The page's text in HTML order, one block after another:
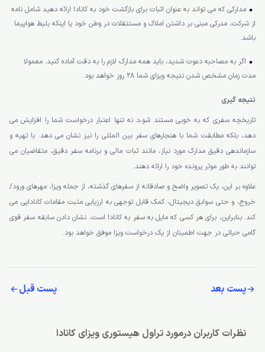
مدارکی که می تواند به عنوان اثبات برای بازگشت خود به کانادا ارائه دهید شامل نامه
از شرکت، مدرکی مبنی بر داشتن املاک و مستتقلات در وطن خود یا اینکه بلیط هواپیما
باشد.
اگر به مصاحبه دعوت شدید، باید همه مدارک لازم را به دقت آماده کنید. معمولا
مدت زمان مشخص شدن نتیجه ویزای شما 28 روز خواهد بود.
نتیجه گیری
تاریخچه سفری که به خوبی مستند شو،د نه تنها اعتبار درخواست شما را افزایش می
دهد، بلکه مطابقت شما با هنجارهای سفر بین المللی را نیز نشان می دهد. با تهیه و
سازماندهی دقیق مدارک مورد نیاز، مانند ثبات مالی و برنامه سفر دقیق، متقاضیان می
توانند به طور موثر پرونده خود را ارائه دهند.
علاوه بر این، یک تصویر واضح و صادقانه از سفرهای گذشته، از جمله ویزا، مهرهای ورود/
خروج، و حتی سوابق دیجیتال، کمک قابل توجهی به ارزیابی مثبت مقامات کانادایی می
کند. بنابراین، برای هر کسی که مایل به سفر به کانادا است، نشان دادن سابقه سفر قوی
گامی حیاتی در جهت اطمینان از یک درخواست ویزا موفق خواهد بود.
پست بعد پست قبل
نظرات کاربران درمورد تراول هیستوری ویزای کانادا